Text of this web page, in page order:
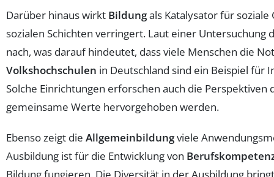
Darüber hinaus wirkt Bildungals Katalysator für soziale
sozialen Schichten verringert. Laut einer
nach, was darauf hindeutet, dass viele Menschen die
Volkshochschulen in Deutschland sind ein Beispiel für
Solche Einrichtungen erforschen auch die
gemeinsame Werte hervorgehoben werden.
Ebenso zeigt die Allgemeinbildungviele
Ausbildung ist für die Entwicklung von
Bildung fungieren. Die Diversität in der Ausbildung